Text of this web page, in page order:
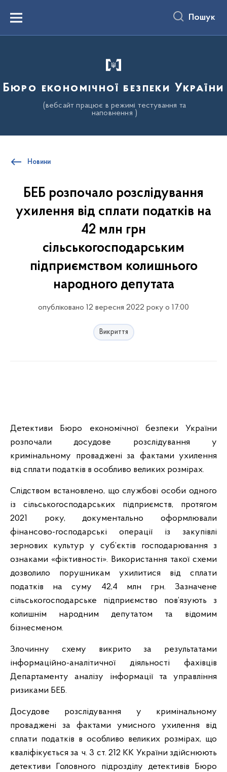
вмістуMenu Пошук
Бюро економічної безпеки України
(вебсайт працює в режимі тестування та
наповнення )
Новини
БЕБ розпочало розслідування
ухилення від сплати податків на
42 млн грн
сільськогосподарським
підприємством колишнього
народного депутата
опубліковано 12 вересня 2022 року о 17:00
Викриття
Детективи Бюро економічної безпеки України
розпочали досудове розслідування у
кримінальному проваджені за фактами ухилення
від сплати податків в особливо великих розмірах.
Слідством встановлено, що службові особи одного
із сільськогосподарських підприємств, протягом
2021 року, документально оформлювали
фінансово-господарські операції із закупівлі
зернових культур у суб’єктів господарювання з
ознаками «фіктивності». Використання такої схеми
дозволило порушникам ухилитися від сплати
податків на суму 42,4 млн грн. Зазначене
сільськогосподарське підприємство пов’язують з
колишнім народним депутатом та відомим
бізнесменом.
Злочинну схему викрито за результатами
інформаційно-аналітичної діяльності фахівців
Департаменту аналізу інформації та управління
ризиками БЕБ.
Досудове розслідування у кримінальному
проваджені за фактами умисного ухилення від
сплати податків в особливо великих розмірах, що
кваліфікується за ч. 3 ст. 212 КК України здійснюють
детективи Головного підрозділу детективів Бюро